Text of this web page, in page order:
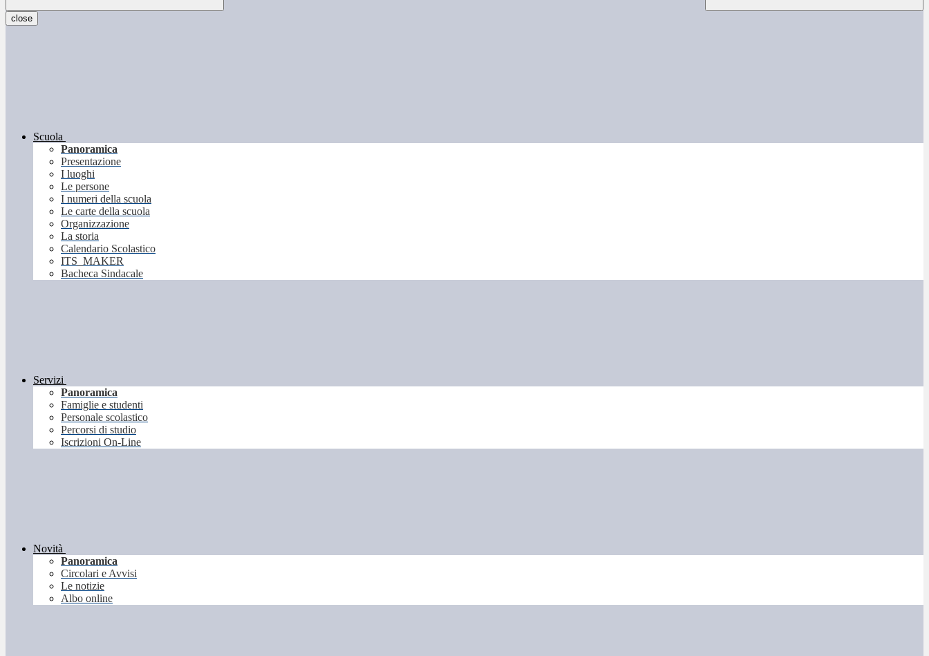
close
Scuola
Panoramica
Presentazione
I luoghi
Le persone
I numeri della scuola
Le carte della scuola
Organizzazione
La storia
Calendario Scolastico
ITS_MAKER
Bacheca Sindacale
Servizi
Panoramica
Famiglie e studenti
Personale scolastico
Percorsi di studio
Iscrizioni On-Line
Novità
Panoramica
Circolari e Avvisi
Le notizie
Albo online